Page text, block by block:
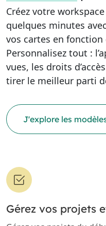
Créez votre
quelques minutes
vos cartes en fonction
Personnalisez tout :
vues, les droits
tirer le meilleur parti
J'explore les
Gérez vos projets